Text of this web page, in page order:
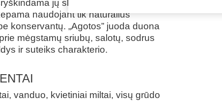
jų skonį. „Agotos” juoda
naudojant tik natūralius
konservantų. „Agotos” juoda duona
mėgstamų sriubų, salotų, sodrus
ir suteiks charakterio.
vanduo, kvietiniai miltai, visų grūdo